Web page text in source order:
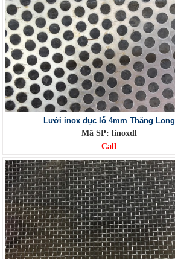
Lưới inox đục lỗ 4mm Thăng Long
Mã SP: linoxdl
Call